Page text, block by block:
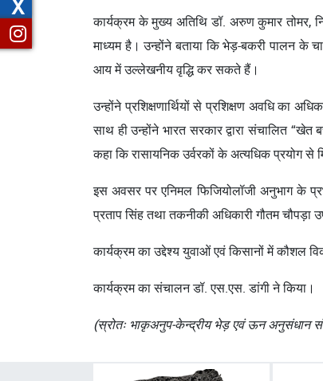
कार्यक्रम के मुख्य अतिथि डॉ. अरुण कुमार तोमर,
माध्यम है। उन्होंने बताया कि भेड़-बकरी पालन के
आय में उल्लेखनीय वृद्धि कर सकते हैं।
उन्होंने प्रशिक्षणार्थियों से प्रशिक्षण अवधि का
साथ ही उन्होंने भारत सरकार द्वारा संचालित
कहा कि रासायनिक उर्वरकों के अत्यधिक प्रयोग से
इस अवसर पर एनिमल फिजियोलॉजी अनुभाग के
प्रताप सिंह तथा तकनीकी अधिकारी गौतम चौपड़ा
कार्यक्रम का उद्देश्य युवाओं एवं किसानों में कौशल
कार्यक्रम का संचालन डॉ. एस.एस. डांगी ने किया।
(स्रोतः भाकृअनुप-केन्द्रीय भेड़ एवं ऊन अनुसंधान
X